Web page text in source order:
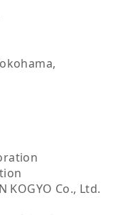
KOGYO Co., Ltd.